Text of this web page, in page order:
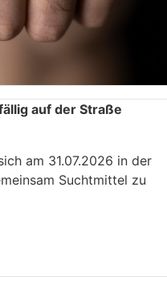
auf der Straße
am 31.07.2026 in der
Suchtmittel zu